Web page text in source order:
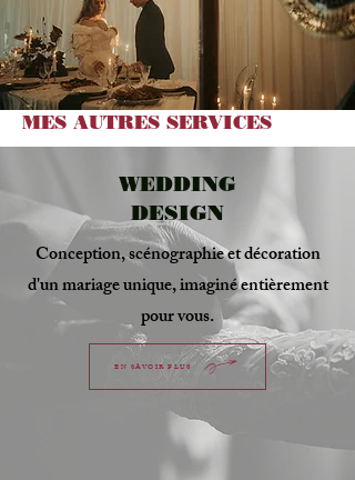
MES AUTRES SERVICES
WEDDING
DESIGN
Conception, scénographie et décoration
d'un mariage unique, imaginé entièrement
pour vous.
EN SAVOIR PLUS